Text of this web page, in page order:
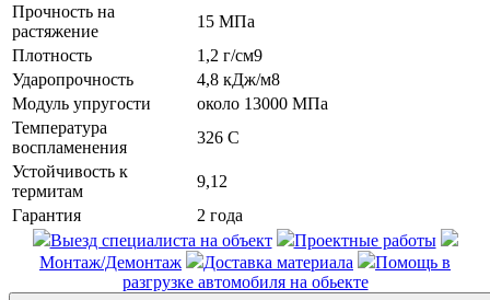
Прочность на
растяжение
15 МПа
Плотность
1,2 г/см9
Ударопрочность
4,8 кДж/м8
Модуль упругости
около 13000 МПа
Температура
воспламенения
326 С
Устойчивость к
термитам
9,12
Гарантия
2 года
Выезд специалиста на объект
Проектные работы
Монтаж/Демонтаж
Доставка материала
Помощь в
разгрузке автомобиля на обьекте